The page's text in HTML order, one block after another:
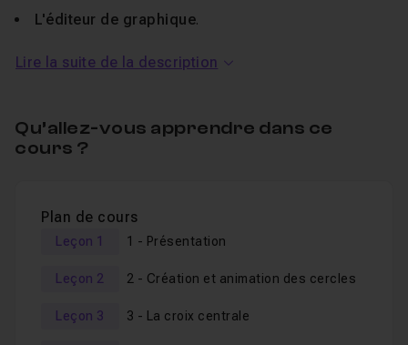
L'éditeur de graphique.
Et plein d'autres choses encore...
fournis avec cette formation. Bien que chaque étape soit
détaillée et les notions de base rappelées, je vous
bases du logiciel.
Très bon tuto à tous.
Lire la suite de la description
Qu’allez-vous apprendre dans ce
cours ?
Plan de cours
Leçon 1 1 - Présentation
Leçon 2 2 - Création et animation des cercles
Leçon 3 3 - La croix centrale